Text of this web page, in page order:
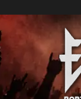
al
contenido